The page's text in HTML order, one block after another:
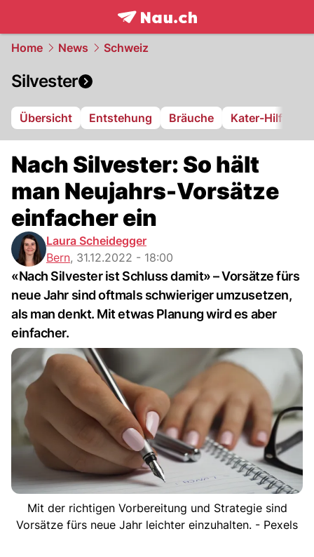
frontpage.NAU.ch
Home News Schweiz
Silvester
Übersicht Entstehung Bräuche Kater-Hilfe
Nach Silvester: So hält
man Neujahrs-Vorsätze
einfacher ein
Laura Scheidegger
Bern, 31.12.2022 - 18:00
«Nach Silvester ist Schluss damit» – Vorsätze fürs
neue Jahr sind oftmals schwieriger umzusetzen,
als man denkt. Mit etwas Planung wird es aber
einfacher.
Mit der richtigen Vorbereitung und Strategie sind
Vorsätze fürs neue Jahr leichter einzuhalten. - Pexels